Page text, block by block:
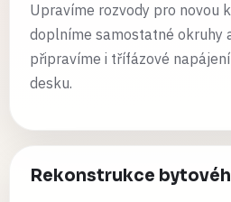
Upravíme rozvody pro novou
doplníme samostatné okruhy
připravíme i třífázové
desku.
Rekonstrukce